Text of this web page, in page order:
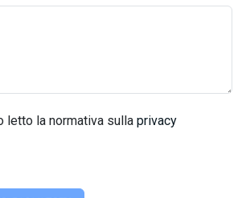
letto la normativa sulla privacy